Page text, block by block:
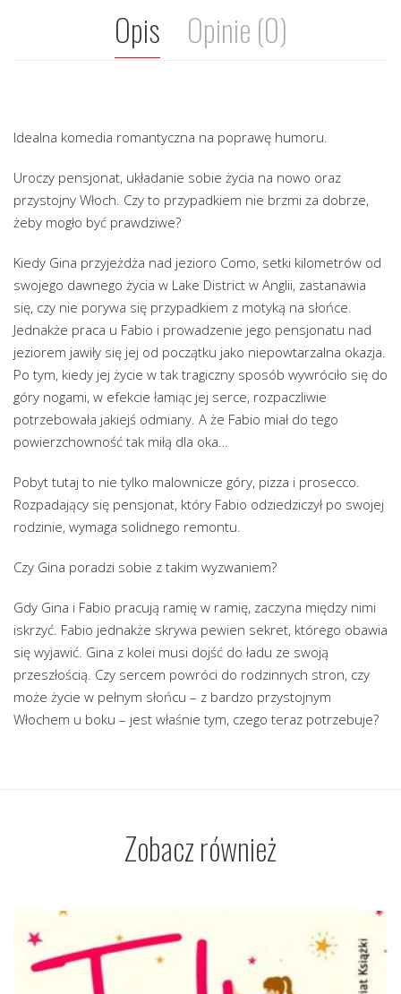
Opis Opinie (0)
Idealna komedia romantyczna na poprawę humoru.
Uroczy pensjonat, układanie sobie życia na nowo oraz
przystojny Włoch. Czy to przypadkiem nie brzmi za dobrze,
żeby mogło być prawdziwe?
Kiedy Gina przyjeżdża nad jezioro Como, setki kilometrów od
swojego dawnego życia w Lake District w Anglii, zastanawia
się, czy nie porywa się przypadkiem z motyką na słońce.
Jednakże praca u Fabio i prowadzenie jego pensjonatu nad
jeziorem jawiły się jej od początku jako niepowtarzalna okazja.
Po tym, kiedy jej życie w tak tragiczny sposób wywróciło się do
góry nogami, w efekcie łamiąc jej serce, rozpaczliwie
potrzebowała jakiejś odmiany. A że Fabio miał do tego
powierzchowność tak miłą dla oka…
Pobyt tutaj to nie tylko malownicze góry, pizza i prosecco.
Rozpadający się pensjonat, który Fabio odziedziczył po swojej
rodzinie, wymaga solidnego remontu.
Czy Gina poradzi sobie z takim wyzwaniem?
Gdy Gina i Fabio pracują ramię w ramię, zaczyna między nimi
iskrzyć. Fabio jednakże skrywa pewien sekret, którego obawia
się wyjawić. Gina z kolei musi dojść do ładu ze swoją
przeszłością. Czy sercem powróci do rodzinnych stron, czy
może życie w pełnym słońcu – z bardzo przystojnym
Włochem u boku – jest właśnie tym, czego teraz potrzebuje?
Zobacz również